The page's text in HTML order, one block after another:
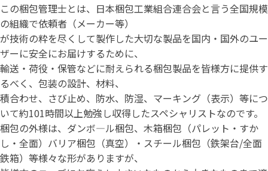
この梱包管理士とは、日本梱包工業組合連合会と言う全国規模
の組織で依頼者（メーカー等）
が技術の粋を尽くして製作した大切な製品を国内・国外のユー
ザーに安全にお届けするために、
輸送・荷役・保管などに耐えられる梱包製品を皆様方に提供す
るべく、包装の設計、材料、
積合わせ、さび止め、防水、防湿、マーキング（表示）等につ
いて約101時間以上勉強し収得したスペシャリストなのです。
梱包の外様は、ダンボ―ル梱包、木箱梱包（パレット・すか
し・全面）バリア梱包（真空）・スチール梱包（鉄架台/全面
鉄箱）等様々な形がありますが、